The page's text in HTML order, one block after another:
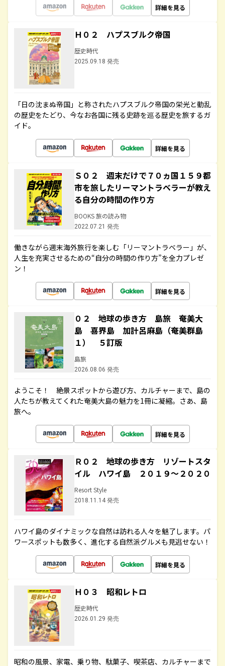
詳細を見る
Ｈ０２ ハプスブルク帝国
歴史時代
2025.09.18 発売
「日の沈まぬ帝国」と称されたハプスブルク帝国の栄光と動乱
の歴史をたどり、今なお各国に残る史跡を巡る歴史を旅するガ
イド。
詳細を見る
Ｓ０２ 週末だけで７０ヵ国１５９都
市を旅したリーマントラベラーが教え
る自分の時間の作り方
BOOKS 旅の読み物
2022.07.21 発売
働きながら週末海外旅行を楽しむ「リーマントラベラー」が、
人生を充実させるための“自分の時間の作り方”を全力プレゼ
ン！
詳細を見る
０２ 地球の歩き方 島旅 奄美大
島 喜界島 加計呂麻島（奄美群島
１） ５訂版
島旅
2026.08.06 発売
ようこそ！ 絶景スポットから遊び方、カルチャーまで、島の
人たちが教えてくれた奄美大島の魅力を1冊に凝縮。さあ、島
旅へ。
詳細を見る
Ｒ０２ 地球の歩き方 リゾートスタ
イル ハワイ島 ２０１９～２０２０
Resort Style
2018.11.14 発売
ハワイ島のダイナミックな自然は訪れる人々を魅了します。パ
ワースポットも数多く、進化する自然派グルメも見逃せない！
詳細を見る
Ｈ０３ 昭和レトロ
歴史時代
2026.01.29 発売
昭和の風景、家電、乗り物、駄菓子、喫茶店、カルチャーまで